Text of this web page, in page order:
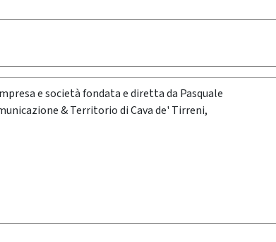
e società fondata e diretta da Pasquale
& Territorio di Cava de' Tirreni,